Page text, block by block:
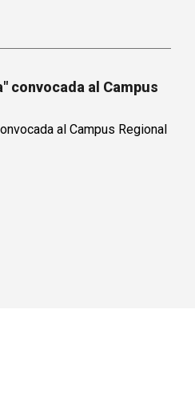
convocada al Campus